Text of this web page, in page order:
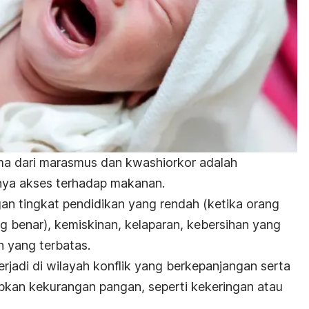
dari marasmus dan kwashiorkor adalah
akses terhadap makanan.
tingkat pendidikan yang rendah (ketika orang
benar), kemiskinan, kelaparan, kebersihan yang
yang terbatas.
di wilayah konflik yang berkepanjangan serta
kekurangan pangan, seperti kekeringan atau